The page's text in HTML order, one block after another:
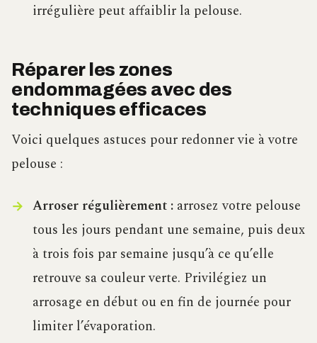
irrégulière peut affaiblir la pelouse.
Réparer les zones
endommagées avec des
techniques efficaces
Voici quelques astuces pour redonner vie à votre
pelouse :
Arroser régulièrement :arrosez votre pelouse
tous les jours pendant une semaine, puis deux
à trois fois par semaine jusqu’à ce qu’elle
retrouve sa couleur verte. Privilégiez un
arrosage en début ou en fin de journée pour
limiter l’évaporation.